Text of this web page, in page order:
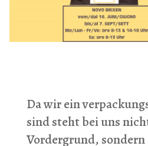
Da wir ein
sind steht bei uns
Vordergrund,